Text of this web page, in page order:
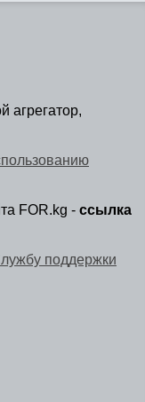
агрегатор,
FOR.kg - ссылка
поддержки